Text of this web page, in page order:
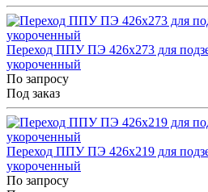
Переход ППУ ПЭ 426x273 для
укороченный
По запросу
Под заказ
Переход ППУ ПЭ 426x219 для
укороченный
По запросу